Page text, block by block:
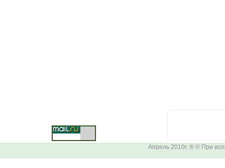
Апрель 2010г. ® © При